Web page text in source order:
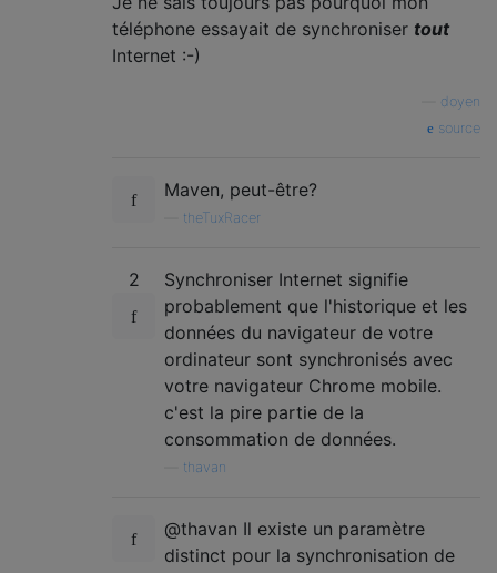
téléphone essayait de synchroniser tout
Internet :-)
doyen
source
Maven, peut-être?
theTuxRacer
2
Synchroniser Internet signifie
probablement que l'historique et les
données du navigateur de votre
ordinateur sont synchronisés avec
votre navigateur Chrome mobile.
c'est la pire partie de la
consommation de données.
thavan
@thavan Il existe un paramètre
distinct pour la synchronisation de